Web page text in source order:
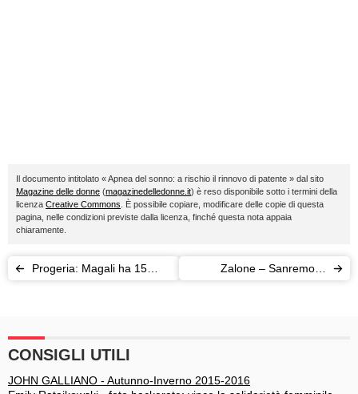
Il documento intitolato « Apnea del sonno: a rischio il rinnovo di patente » dal sito
Magazine delle donne (magazinedelledonne.it) è reso disponibile sotto i termini della
licenza Creative Commons . È possibile copiare, modificare delle copie di questa
pagina, nelle condizioni previste dalla licenza, finché questa nota appaia
chiaramente.
Progeria: Magali ha 15
Zalone – Sanremo: il
CONSIGLI UTILI
JOHN GALLIANO - Autunno-Inverno 2015-2016